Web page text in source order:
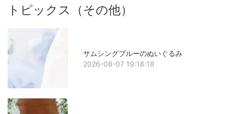
トピックス（その他）
サムシングブルーのぬいぐるみ
2026-08-07 19:18:18